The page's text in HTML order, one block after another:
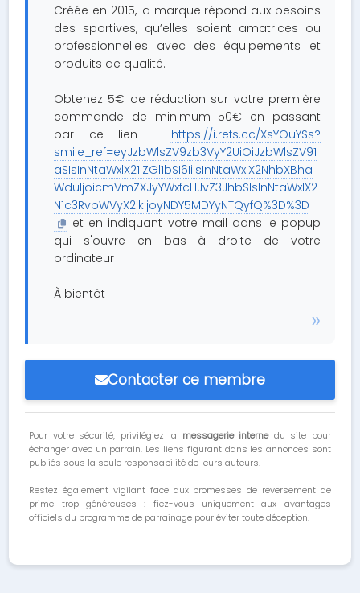
Créée en 2015, la marque répond aux besoins
des sportives, qu’elles soient amatrices ou
professionnelles avec des équipements et
produits de qualité.
Obtenez 5€ de réduction sur votre première
commande de minimum 50€ en passant
par ce lien :
https://i.refs.cc/XsYOuYSs?
smile_ref=eyJzbWlsZV9zb3VyY2UiOiJzbWlsZV91
aSIsInNtaWxlX21lZGl1bSI6IiIsInNtaWxlX2NhbXBha
WduIjoicmVmZXJyYWxfcHJvZ3JhbSIsInNtaWxlX2
N1c3RvbWVyX2lkIjoyNDY5MDYyNTQyfQ%3D%3D
et en indiquant votre mail dans le popup
qui s'ouvre en bas à droite de votre
ordinateur
À bientôt
Contacter ce membre
Pour votre sécurité, privilégiez la messagerie internedu site pour
échanger avec un parrain. Les liens figurant dans les annonces sont
publiés sous la seule responsabilité de leurs auteurs.
Restez également vigilant face aux promesses de reversement de
prime trop généreuses : fiez-vous uniquement aux avantages
officiels du programme de parrainage pour éviter toute déception.